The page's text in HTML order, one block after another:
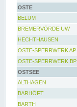
OSTE
BELUM
BREMERVÖRDE UW
HECHTHAUSEN
OSTE-SPERRWERK AP
OSTE-SPERRWERK BP
OSTSEE
ALTHAGEN
BARHÖFT
BARTH